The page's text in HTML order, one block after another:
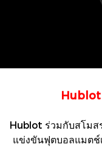
Hublot
Hublot ร่วมกับสโม
แข่งขันฟุตบอลแมตช์